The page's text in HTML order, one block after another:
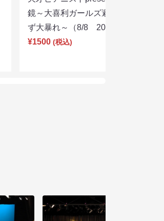
鏡～大喜利ガールズ避暑地を目指さ
ず大暴れ～（8/8 20:45）
¥1500 (税込)